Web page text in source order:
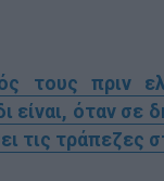
τους πριν
είναι, όταν σε
τις τράπεζες